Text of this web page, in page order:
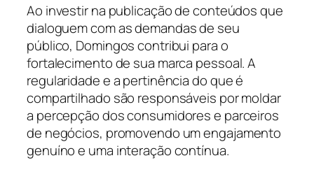
Ao investir na publicação de conteúdos que
dialoguem com as demandas de seu
público, Domingos contribui para o
fortalecimento de sua marca pessoal. A
regularidade e a pertinência do que é
compartilhado são responsáveis por moldar
a percepção dos consumidores e parceiros
de negócios, promovendo um engajamento
genuíno e uma interação contínua.